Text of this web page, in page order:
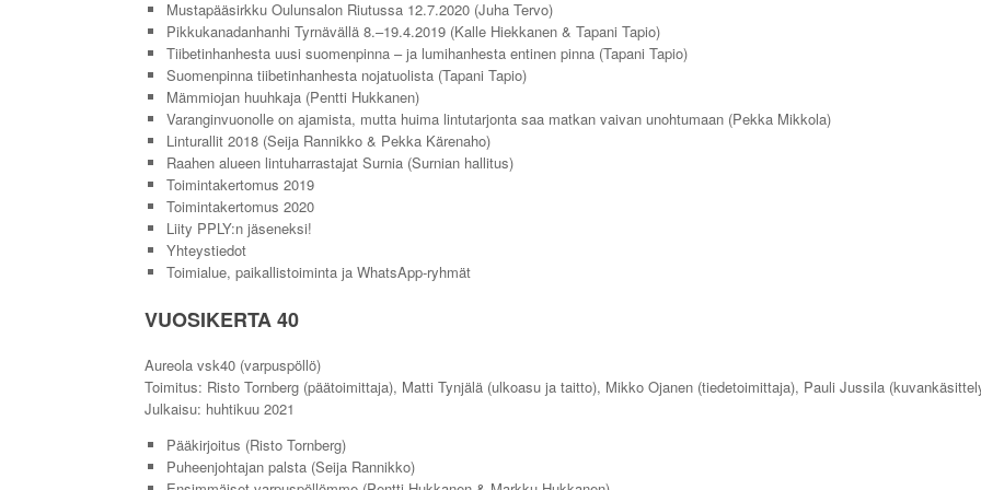
Mustapääsirkku Oulunsalon Riutussa 12.7.2020 (Juha Tervo)
Pikkukanadanhanhi Tyrnävällä 8.–19.4.2019 (Kalle Hiekkanen & Tapani Tapio)
Tiibetinhanhesta uusi suomenpinna – ja lumihanhesta entinen pinna (Tapani Tapio)
Suomenpinna tiibetinhanhesta nojatuolista (Tapani Tapio)
Mämmiojan huuhkaja (Pentti Hukkanen)
Varanginvuonolle on ajamista, mutta huima lintutarjonta saa matkan vaivan unohtumaan (Pekka Mikkola)
Linturallit 2018 (Seija Rannikko & Pekka Kärenaho)
Raahen alueen lintuharrastajat Surnia (Surnian hallitus)
Toimintakertomus 2019
Toimintakertomus 2020
Liity PPLY:n jäseneksi!
Yhteystiedot
Toimialue, paikallistoiminta ja WhatsApp-ryhmät
VUOSIKERTA 40
Aureola vsk40 (varpuspöllö)
Toimitus: Risto Tornberg (päätoimittaja), Matti Tynjälä (ulkoasu ja taitto), Mikko Ojanen (tiedetoimittaja), Pauli Jussila
Julkaisu: huhtikuu 2021
Pääkirjoitus (Risto Tornberg)
Puheenjohtajan palsta (Seija Rannikko)